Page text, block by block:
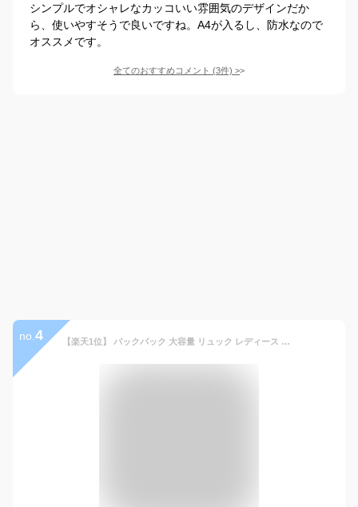
シンプルでオシャレなカッコいい雰囲気のデザインだか
ら、使いやすそうで良いですね。A4が入るし、防水なので
オススメです。
全てのおすすめコメント (3件) >
no. 4 【楽天1位】 バックパック 大容量 リュック レディース 通勤 通学 女子 リュック メンズ リュックサック 女子 大学生 旅行 出張 PCバック 軽量 ビジネスリュック 多機能 撥水 イヤホン穴 男女兼用 アウトドア ギフト プレゼント